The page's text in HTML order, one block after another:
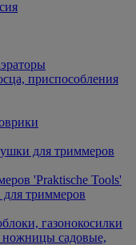
приспособления
для триммеров
'Praktische Tools'
триммеров
газонокосилки
ножницы садовые,